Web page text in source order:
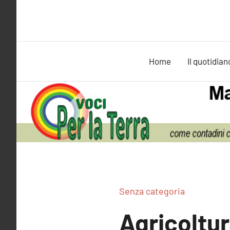
Home Il
Senza categoria